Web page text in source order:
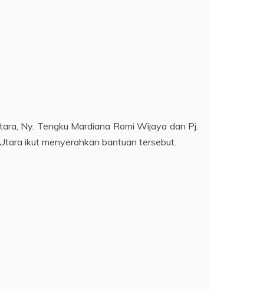
Ny. Tengku Mardiana Romi Wijaya dan Pj.
ikut menyerahkan bantuan tersebut.